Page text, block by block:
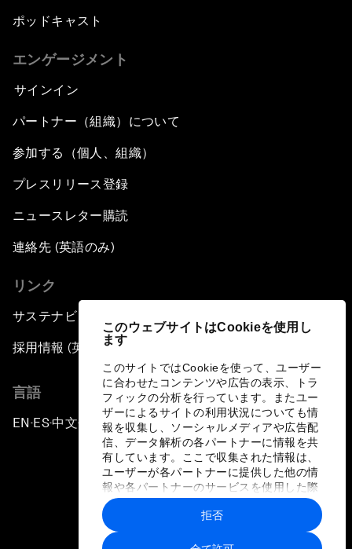
このウェブサイトはCookieを使用し
ます
このサイトではCookieを使って、ユーザー
に合わせたコンテンツや広告の表示、トラ
フィックの分析を行っています。またユー
ザーによるサイトの利用状況についても情
報を収集し、ソーシャルメディアや広告配
信、データ解析の各パートナーに情報を共
有しています。ここで収集された情報は、
ユーザーが各パートナーに提供した他の情
報や各パートナーのサービスを使用した際
に収集された情報と組み合わされ、各パー
トナーによって使用されることがありま
す。
拒否
ポッドキャスト
エンゲージメント
サインイン
パートナー（組織）について
参加する（個人、組織）
プレスリリース登録
ニュースレター購読
連絡先 (英語のみ)
リンク
サステナビリティへの取り組み
採用情報 (英語のみ)
言語
EN ▪ ES▪中文▪ 日本語
プライバシーポリシーと利用規約